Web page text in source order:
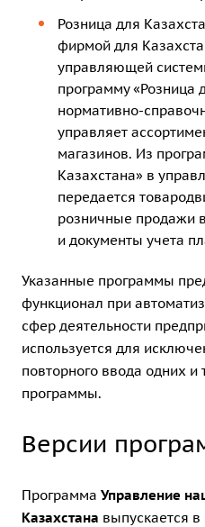
Розница для
фирмой для
управляющей
программу «Розница
нормативно-
управляет
магазинов. Из
Казахстана» в
передается
розничные продажи
и документы учета
Указанные программы
функционал при
сфер деятельности
используется для
повторного ввода одних
программы.
Версии
Программа Управление
Казахстана выпускается